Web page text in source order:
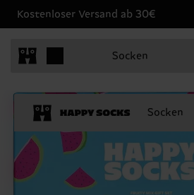
Kostenloser Versand ab 30€
Socken
Socken